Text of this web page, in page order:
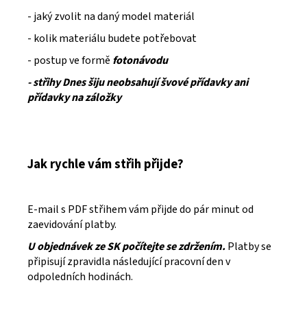
- jaký zvolit na daný model materiál
- kolik materiálu budete potřebovat
- postup ve formě fotonávodu
- střihy Dnes šiju neobsahují švové přídavky ani
přídavky na záložky
Jak rychle vám střih přijde?
E-mail s PDF střihem vám přijde do pár minut od
zaevidování platby.
U objednávek ze SK počítejte se zdržením.Platby se
připisují zpravidla následující pracovní den v
odpoledních hodinách.